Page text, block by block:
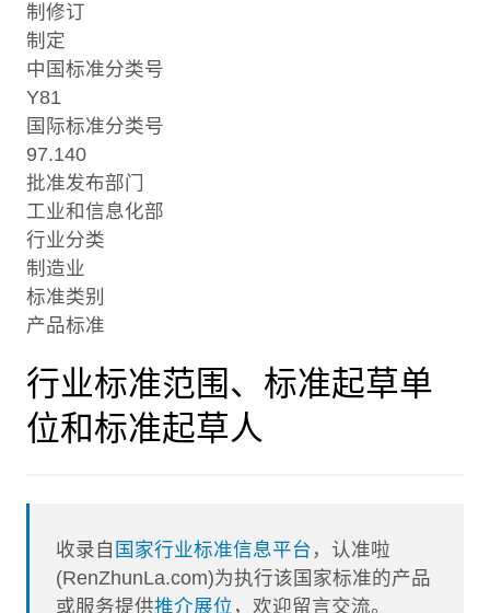
制修订
制定
中国标准分类号
Y81
国际标准分类号
97.140
批准发布部门
工业和信息化部
行业分类
制造业
标准类别
产品标准
行业标准范围、标准起草单
位和标准起草人
收录自 国家行业标准信息平台 ，认准啦
(RenZhunLa.com)为执行该国家标准的产品
或服务提供推介展位 ，欢迎留言交流。